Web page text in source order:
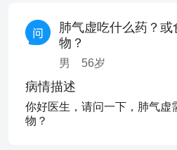
肺气虚吃什么药？或
物？
男 56岁
病情描述
你好医生，请问一下，肺气虚
物？